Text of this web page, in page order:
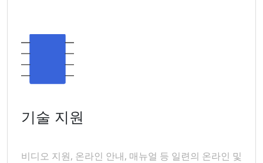
기술 지원
비디오 지원, 온라인 안내, 매뉴얼 등 일련의 온라인 및